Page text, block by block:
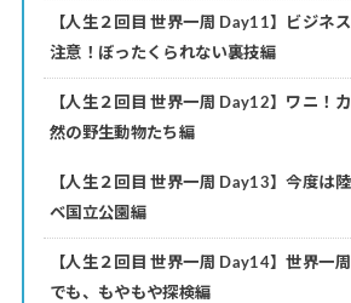
【人生２回目 世界一周 Day11】ビジネ
注意！ぼったくられない裏技編
【人生２回目 世界一周 Day12】ワニ！
然の野生動物たち編
【人生２回目 世界一周 Day13】今度は
ベ国立公園編
【人生２回目 世界一周 Day14】世界一
でも、もやもや探検編